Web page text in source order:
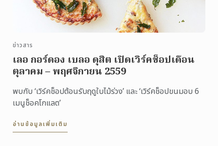
ข่าวสาร
เลอ กอร์ดอง เบลอ ดุสิต เปิดเวิร์คช็อปเดือน
ตุลาคม – พฤศจิกายน 2559
พบกับ ‘เวิร์คช็อปต้อนรับฤดูใบไม้ร่วง’ และ ‘เวิร์คช็อปขนมอบ 6
เมนูช็อคโกแลต’
อ่านข้อมูลเพิ่มเติม